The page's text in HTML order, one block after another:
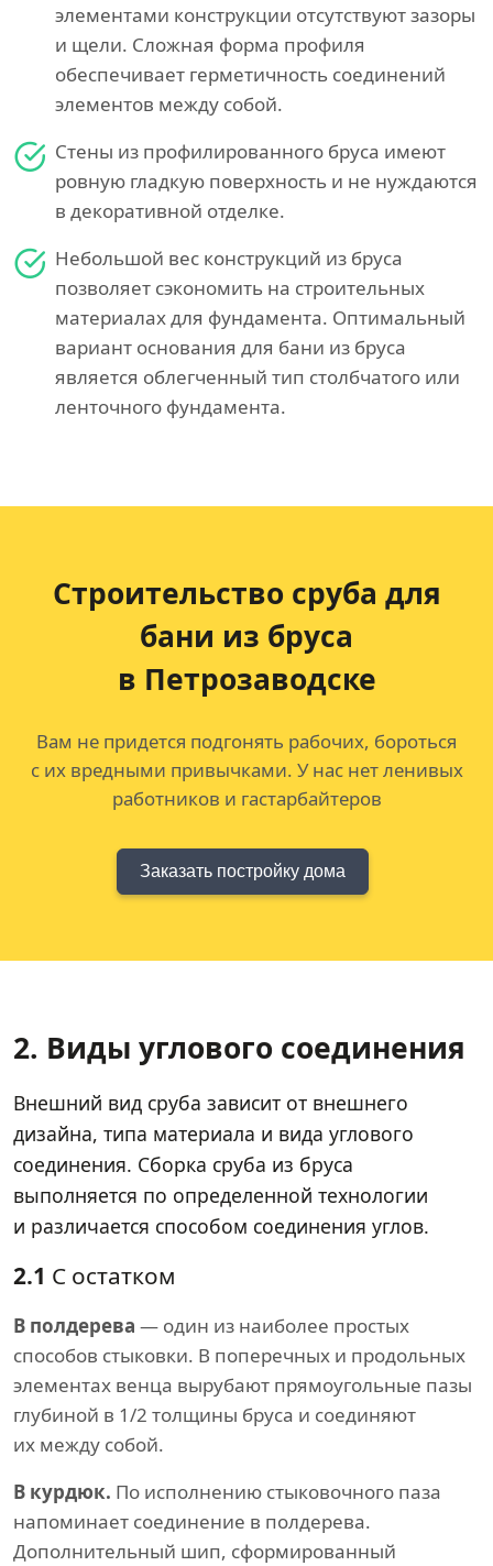
элементами конструкции отсутствуют зазоры
и щели. Сложная форма профиля
обеспечивает герметичность соединений
элементов между собой.
Стены из профилированного бруса имеют
ровную гладкую поверхность и не нуждаются
в декоративной отделке.
Небольшой вес конструкций из бруса
позволяет сэкономить на строительных
материалах для фундамента. Оптимальный
вариант основания для бани из бруса
является облегченный тип столбчатого или
ленточного фундамента.
Строительство сруба для
бани из бруса
в Петрозаводске
Вам не придется подгонять рабочих, бороться
с их вредными привычками. У нас нет ленивых
работников и гастарбайтеров
Заказать постройку дома
2. Виды углового соединения
Внешний вид сруба зависит от внешнего
дизайна, типа материала и вида углового
соединения. Сборка сруба из бруса
выполняется по определенной технологии
и различается способом соединения углов.
2.1 С остатком
В полдерева — один из наиболее простых
способов стыковки. В поперечных и продольных
элементах венца вырубают прямоугольные пазы
глубиной в 1/2 толщины бруса и соединяют
их между собой.
В курдюк. По исполнению стыковочного паза
напоминает соединение в полдерева.
Дополнительный шип, сформированный